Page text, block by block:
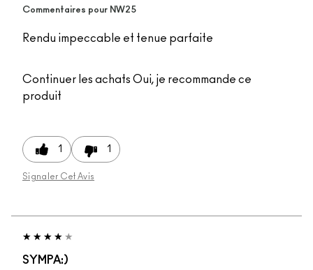
Commentaires pour NW25
Rendu impeccable et tenue parfaite
Continuer les achats Oui, je recommande ce
produit
1 1
Signaler Cet Avis
SYMPA:)